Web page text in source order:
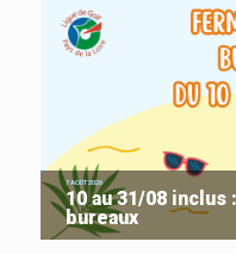
10 au 31/08
bureaux
7 AOÛT 2026